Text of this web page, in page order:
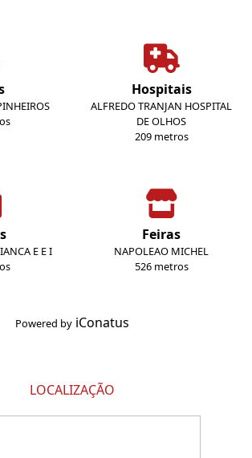
Hospitais
ALFREDO TRANJAN HOSPITAL
DE OLHOS
209 metros
E E I
Feiras
NAPOLEAO MICHEL
526 metros
Powered by iConatus
LOCALIZAÇÃO